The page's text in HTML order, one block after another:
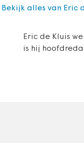
Eric de Kluis
is hij
Bekijk alles van Eric